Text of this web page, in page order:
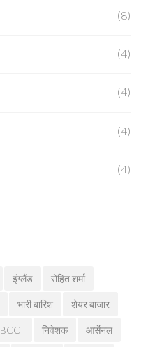
(8)
(4)
(4)
(4)
(4)
इंग्लैंड रोहित शर्मा
भारी बारिश शेयर बाजार
BCCI निवेशक आर्सेनल